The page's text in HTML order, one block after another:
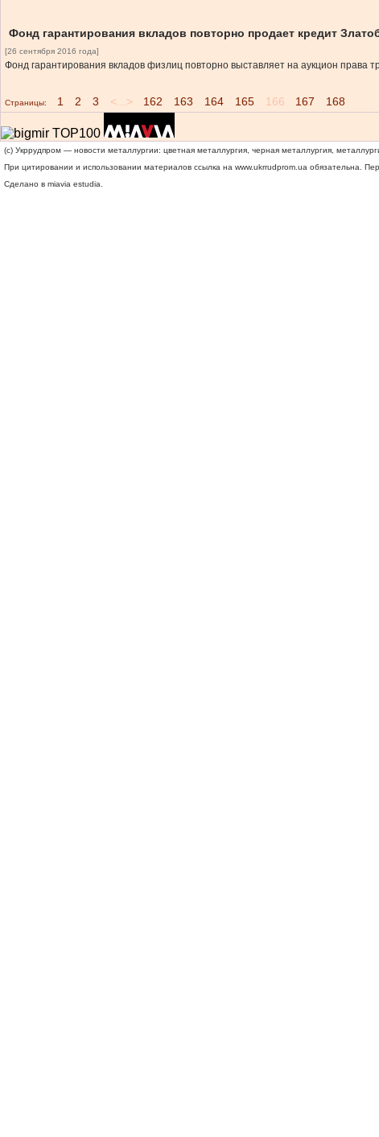
Фонд гарантирования вкладов повторно продает кредит
[26 сентября 2016 года]
Фонд гарантирования вкладов физлиц повторно выставляет на аукцион права
Страницы: 1 2 3 <...> 162 163 164 165 166 167 168
(c) Укррудпром — новости металлургии: цветная металлургия, черная металлургия,
При цитировании и использовании материалов ссылка на www.ukrrudprom.ua обязательна.
Сделано в miavia estudia.